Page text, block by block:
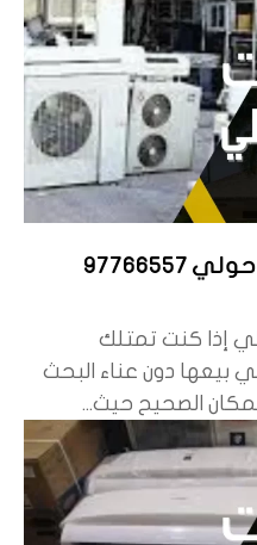
إذا كنت تمتلك
دون عناء البحث
الصحيح حيث...